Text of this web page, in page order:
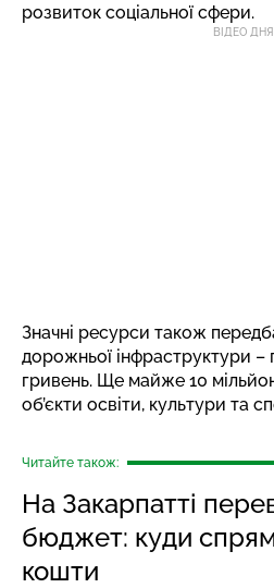
розвиток соціальної сфери.
ВІДЕО ДНЯ
Значні ресурси також
дорожньої інфраструктури –
гривень. Ще майже 10
об’єкти освіти, культури та
Читайте також:
На Закарпатті
бюджет: куди
кошти